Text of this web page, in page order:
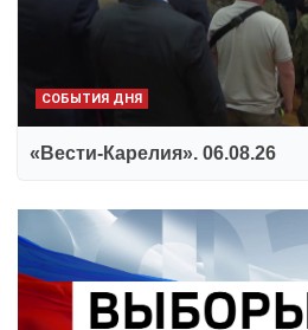
СОБЫТИЯ ДНЯ
«Вести-Карелия». 06.08.26